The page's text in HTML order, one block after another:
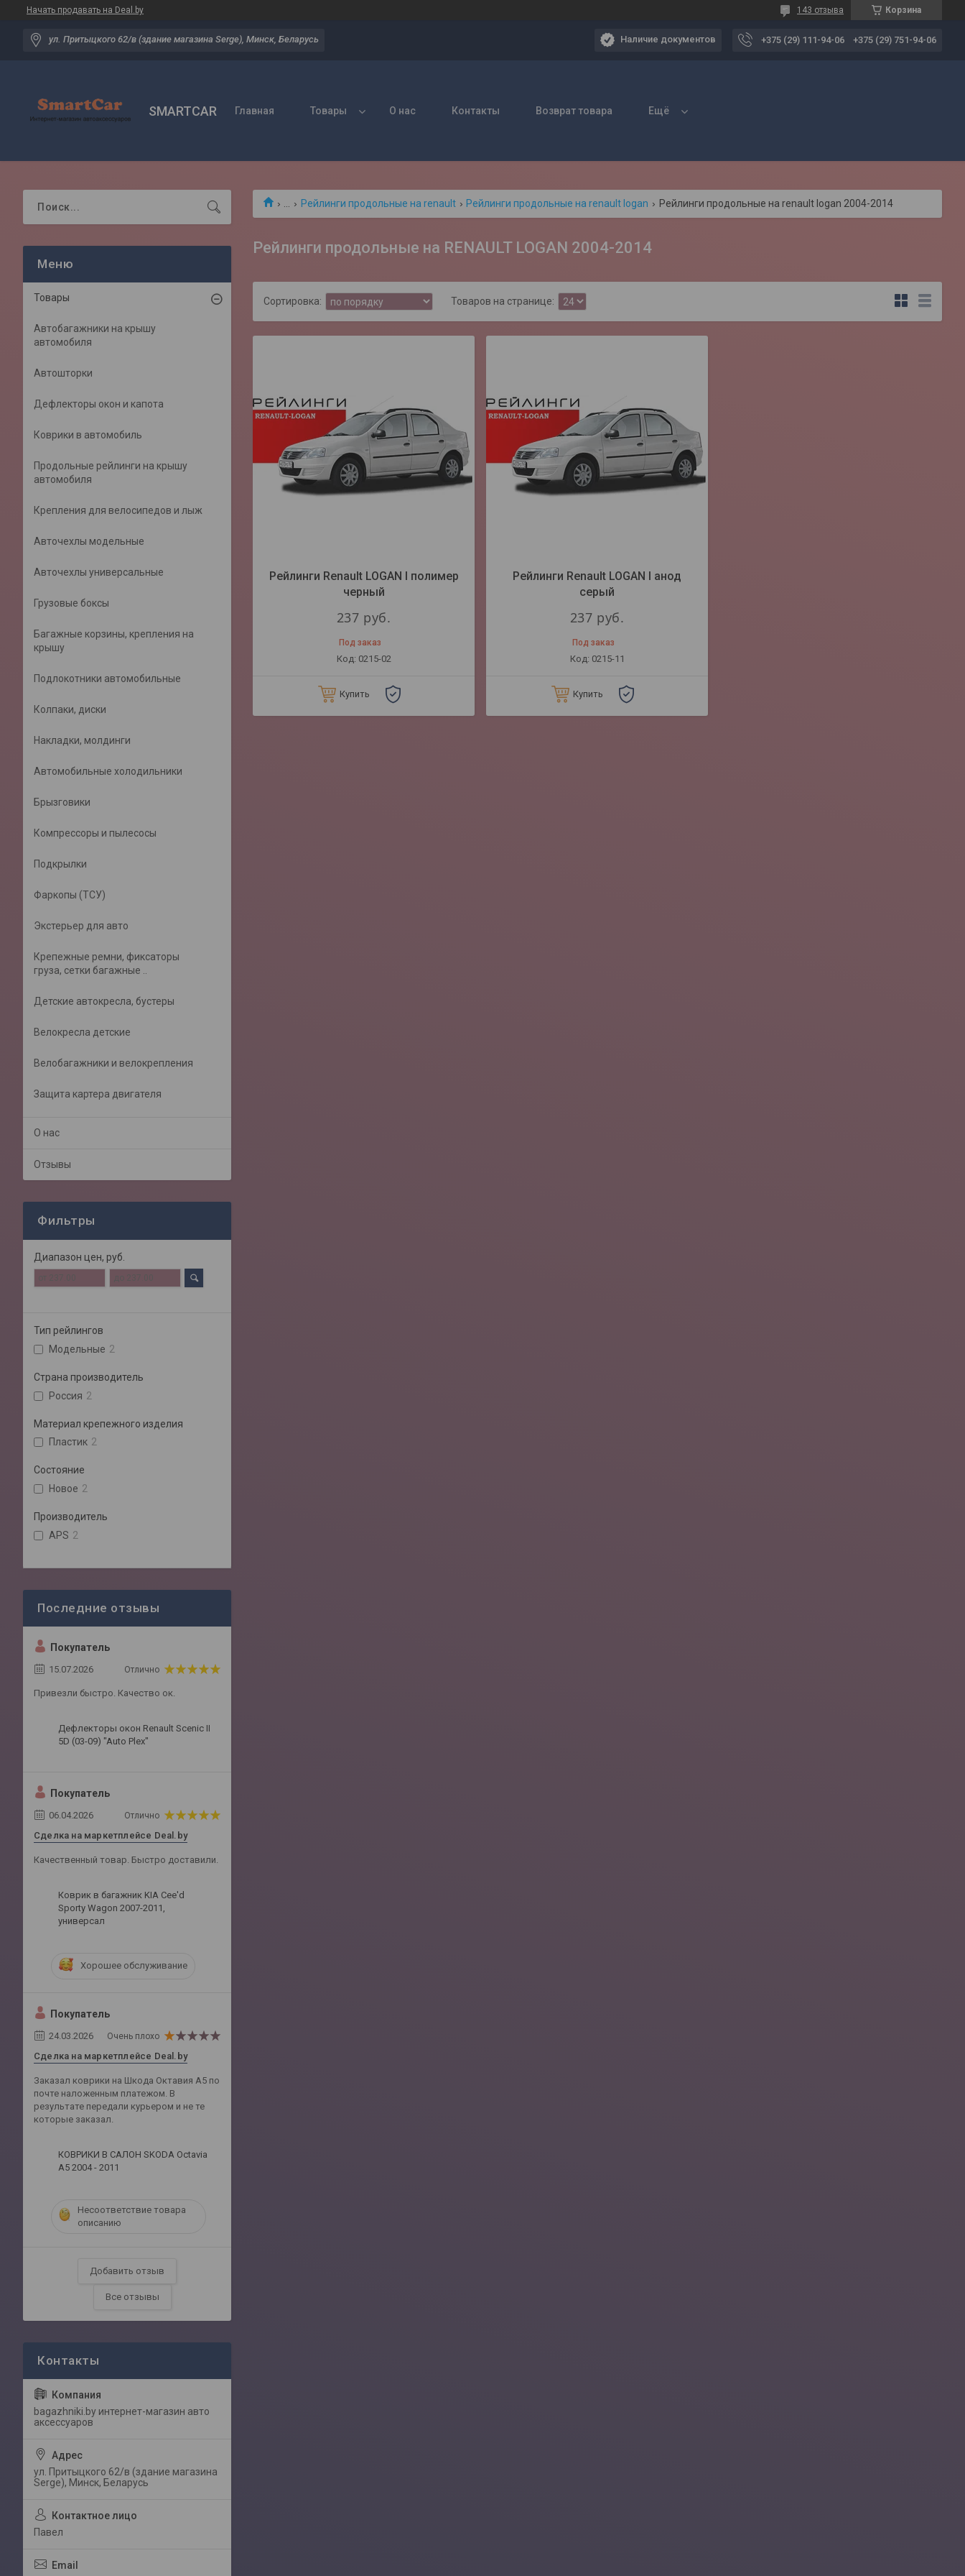
Начать продавать на Deal.by Корзина
143 отзыва
ул. Притыцкого 62/в (здание магазина Serge), Минск, Беларусь Наличие документов +375 (29) 111-94-06 +375 (29) 751-94-06
SMARTCAR Главная Товары О нас Контакты Возврат товара Ещё
Рейлинги продольные на renault Рейлинги продольные на renault logan Рейлинги продольные на renault logan 2004-2014
Рейлинги продольные на RENAULT LOGAN 2004-2014
Рейлинги Renault LOGAN I полимер
черный
237 руб.
Под заказ
0215-02
Купить
Рейлинги Renault LOGAN I анод
серый
237 руб.
Под заказ
0215-11
Купить
Товары
Автобагажники на крышу
автомобиля
Автошторки
Дефлекторы окон и капота
Коврики в автомобиль
Продольные рейлинги на крышу
автомобиля
Крепления для велосипедов и лыж
Авточехлы модельные
Авточехлы универсальные
Грузовые боксы
Багажные корзины, крепления на
крышу
Подлокотники автомобильные
Колпаки, диски
Накладки, молдинги
Автомобильные холодильники
Брызговики
Компрессоры и пылесосы
Подкрылки
Фаркопы (ТСУ)
Экстерьер для авто
Крепежные ремни, фиксаторы
груза, сетки багажные ..
Детские автокресла, бустеры
Велокресла детские
Велобагажники и велокрепления
Защита картера двигателя
О нас
Отзывы
Фильтры
Диапазон цен, руб.
Тип рейлингов
Модельные 2
Страна производитель
Россия 2
Материал крепежного изделия
Пластик 2
Состояние
Новое 2
Производитель
APS 2
Покупатель
15.07.2026 Отлично
Привезли быстро. Качество ок.
Дефлекторы окон Renault Scenic II
5D (03-09) "Auto Plex"
Покупатель
06.04.2026 Отлично
Сделка на маркетплейсе Deal.by
Качественный товар. Быстро доставили.
Коврик в багажник KIA Cee'd
Sporty Wagon 2007-2011,
универсал
Хорошее обслуживание
Покупатель
24.03.2026 Очень плохо
Сделка на маркетплейсе Deal.by
Заказал коврики на Шкода Октавия А5 по
почте наложенным платежом. В
результате передали курьером и не те
которые заказал.
КОВРИКИ В САЛОН SKODA Octavia
A5 2004 - 2011
Несоответствие товара
описанию
Добавить отзыв
Все отзывы
bagazhniki.by интернет-магазин авто
аксессуаров
ул. Притыцкого 62/в (здание магазина
Serge), Минск, Беларусь
Павел